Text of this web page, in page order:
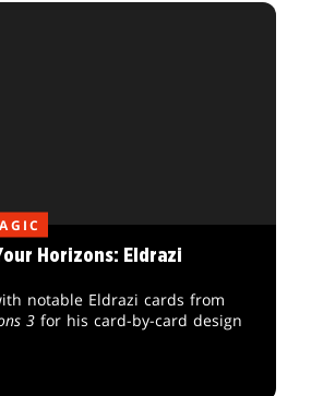
Horizons: Eldrazi
notable Eldrazi cards from
3 for his card-by-card design